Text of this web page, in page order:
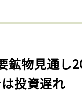
鉱物見通
投資遅れ